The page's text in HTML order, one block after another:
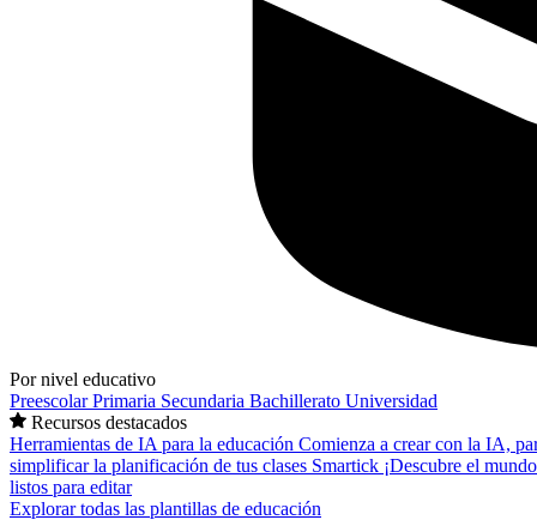
Por nivel educativo
PreescolarPrimaria Secundaria Bachillerato Universidad
Recursos destacados
Herramientas de IA para la educación Comienza a crear con la IA,
simplificar la planificación de tus clases Smartick ¡Descubre el
listos para editar
Explorar todas las plantillas de educación